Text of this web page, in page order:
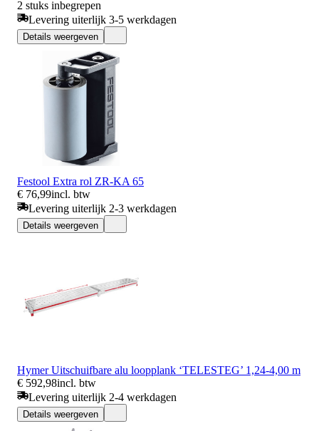
2 stuks inbegrepen
Levering uiterlijk 3-5 werkdagen
Details weergeven
Festool Extra rol ZR-KA 65
€ 76,99incl. btw
Levering uiterlijk 2-3 werkdagen
Details weergeven
Hymer Uitschuifbare alu loopplank ‘TELESTEG’ 1,24-4,00 m
€ 592,98incl. btw
Levering uiterlijk 2-4 werkdagen
Details weergeven